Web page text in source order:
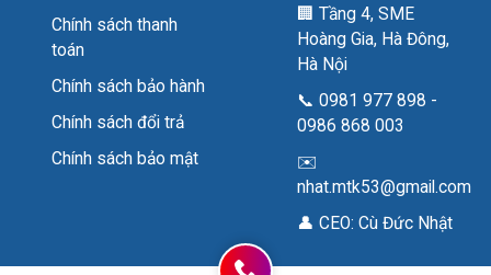
Chính sách thanh
toán
Chính sách bảo hành
Chính sách đổi trả
Chính sách bảo mật
🏢 Tầng 4, SME
Hoàng Gia, Hà Đông,
Hà Nội
📞 0981 977 898 -
0986 868 003
✉️
nhat.mtk53@gmail.com
👤 CEO: Cù Đức Nhật